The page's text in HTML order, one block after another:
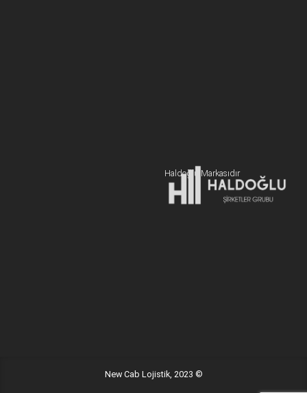
19 Mayıs Mah. Sümer Sk. Zitaş Blokları D:2 NO:7 Kadıköy
Haldoğlu Markasıdır
New Cab Lojistik, 2023 ©